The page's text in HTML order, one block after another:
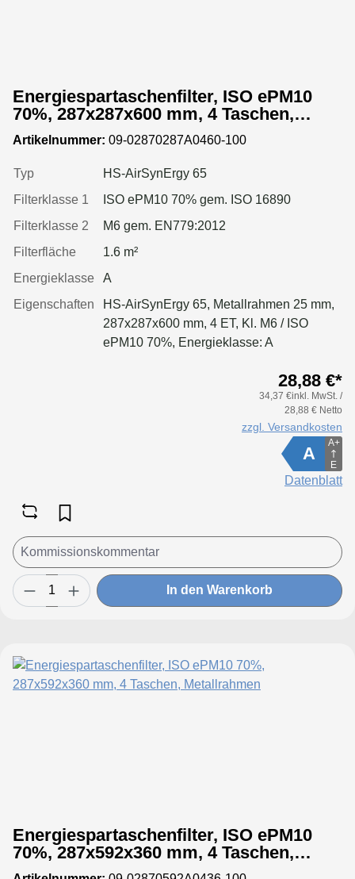
Energiespartaschenfilter, ISO ePM10
70%, 287x287x600 mm, 4 Taschen,
Metallrahmen
Artikelnummer: 09-02870287A0460-100
Typ
HS-AirSynErgy 65
Filterklasse 1
ISO ePM10 70% gem. ISO 16890
Filterklasse 2
M6 gem. EN779:2012
Filterfläche
1.6 m²
Energieklasse
A
Eigenschaften
HS-AirSynErgy 65, Metallrahmen 25 mm,
287x287x600 mm, 4 ET, Kl. M6 / ISO
ePM10 70%, Energieklasse: A
28,88 €*
34,37 €inkl. MwSt. /
28,88 € Netto
zzgl. Versandkosten
A
A+
E
Datenblatt
In den Warenkorb
Energiespartaschenfilter, ISO ePM10
70%, 287x592x360 mm, 4 Taschen,
Metallrahmen